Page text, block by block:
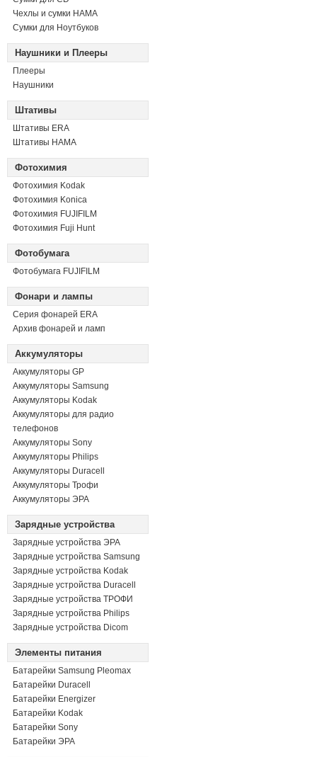
Чехлы и сумки HAMA
Сумки для Ноутбуков
Наушники и Плееры
Плееры
Наушники
Штативы
Штативы ERA
Штативы HAMA
Фотохимия
Фотохимия Kodak
Фотохимия Konica
Фотохимия FUJIFILM
Фотохимия Fuji Hunt
Фотобумага
Фотобумага FUJIFILM
Фонари и лампы
Серия фонарей ERA
Архив фонарей и ламп
Аккумуляторы
Аккумуляторы GP
Аккумуляторы Samsung
Аккумуляторы Kodak
Аккумуляторы для радио
телефонов
Аккумуляторы Sony
Аккумуляторы Philips
Аккумуляторы Duracell
Аккумуляторы Трофи
Аккумуляторы ЭРА
Зарядные устройства
Зарядные устройства ЭРА
Зарядные устройства Samsung
Зарядные устройства Kodak
Зарядные устройства Duracell
Зарядные устройства ТРОФИ
Зарядные устройства Philips
Зарядные устройства Dicom
Элементы питания
Батарейки Samsung Pleomax
Батарейки Duracell
Батарейки Energizer
Батарейки Kodak
Батарейки Sony
Батарейки ЭРА